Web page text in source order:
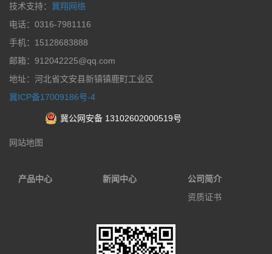
技术支持： 冀翔网络
电话：0316-7981116
手机：15128683888
邮箱：912042225@qq.com
地址：河北省文安县新镇镇鹿町工业区
冀ICP备17009186号-4
冀公网安备 13102602000519号
网站地图
产品中心 新闻中心
公司简介
资质证书